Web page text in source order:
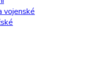
vojenské